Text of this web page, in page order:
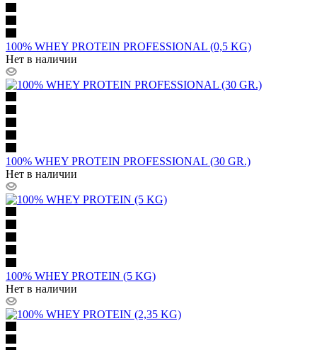
100% WHEY PROTEIN PROFESSIONAL (0,5 KG)
Нет в наличии
100% WHEY PROTEIN PROFESSIONAL (30 GR.)
Нет в наличии
100% WHEY PROTEIN (5 KG)
Нет в наличии